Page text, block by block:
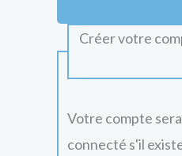
Créer votre
Votre compte
connecté s'il